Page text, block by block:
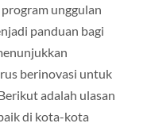
unggulan
panduan bagi
berinovasi untuk
adalah ulasan
di kota-kota